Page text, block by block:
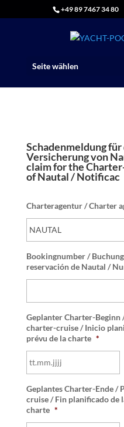
+49 89 7467 34 80
Seite wählen
Schadenmeldung
Versicherung von
claim for the
of Nautal / Notificac
Charteragentur / Charter
Bookingnumber /
reservación de Nautal /
Geplanter Charter-Beginn
charter-cruise / Inicio
prévu de la charte *
Punkt
MM
Geplantes Charter-Ende /
cruise / Fin planificado de
charte *